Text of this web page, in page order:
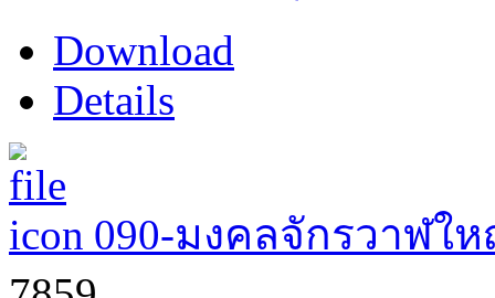
Download
Details
090-มงคลจักรวาฬใ